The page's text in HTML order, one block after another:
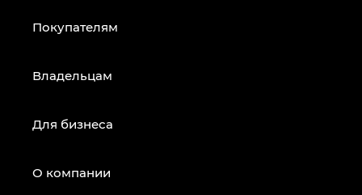
Покупателям
Владельцам
Для бизнеса
О компании